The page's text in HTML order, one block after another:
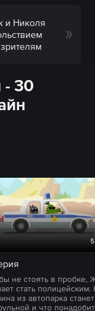
и Николя
- 30
не стоять в пробке,
стать полицейским.
из автопарка станет
и что